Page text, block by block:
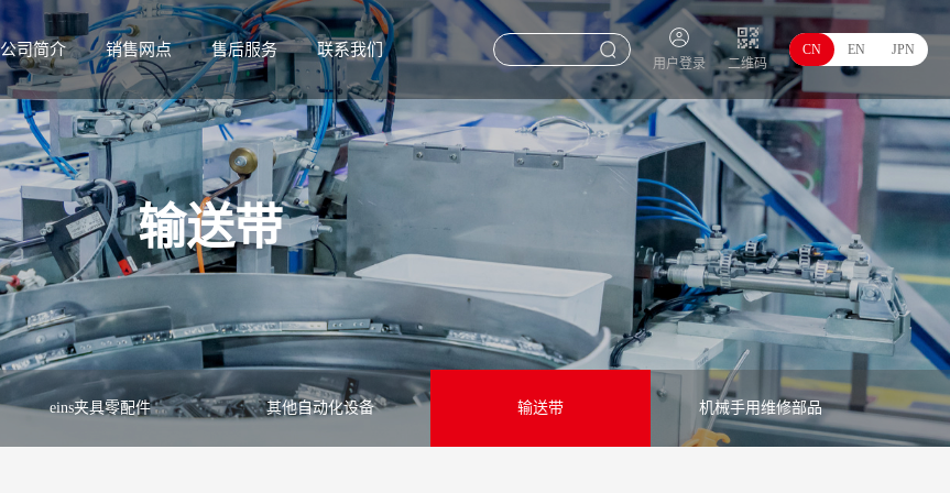
公司简介 销售网点 售后服务 联系我们
用户登录 二维码
CN EN JPN
输送带
eins夹具零配件 其他自动化设备 输送带 机械手用维修部品